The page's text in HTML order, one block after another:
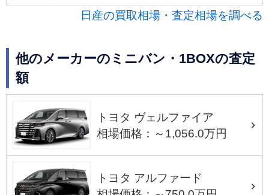
日産の買取相場・査定相場を調べる
他のメーカーのミニバン・1BOXの査定
額
トヨタ ヴェルファイア
相場価格：～1,056.0万円
トヨタ アルファード